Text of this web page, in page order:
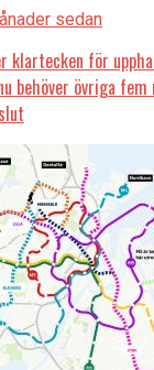
sedan
klartecken för
behöver övriga